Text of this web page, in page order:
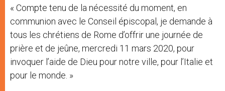
« Compte tenu de la nécessité du moment, en
communion avec le Conseil épiscopal, je demande à
tous les chrétiens de Rome d’offrir une journée de
prière et de jeûne, mercredi 11 mars 2020, pour
invoquer l’aide de Dieu pour notre ville, pour l’Italie et
pour le monde. »